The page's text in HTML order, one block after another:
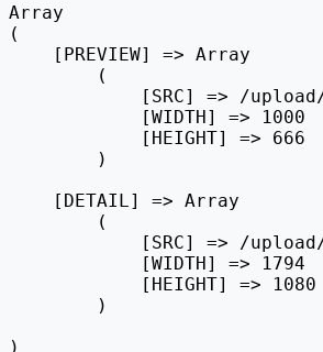
Array
(
    [PREVIEW] => Array
        (
[SRC] => /
            [WIDTH] => 1000
            [HEIGHT] => 666
        )
    [DETAIL] => Array
        (
[SRC] => /
            [WIDTH] => 1794
            [HEIGHT] => 1080
        )